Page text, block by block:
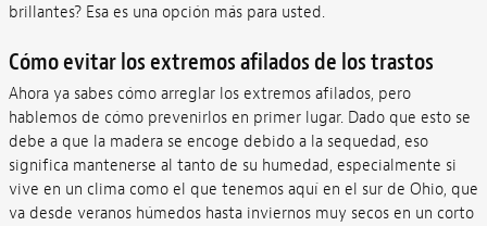
brillantes? Esa es una opción más para usted.
Cómo evitar los extremos afilados de los trastos
Ahora ya sabes cómo arreglar los extremos afilados, pero
hablemos de cómo prevenirlos en primer lugar. Dado que esto se
debe a que la madera se encoge debido a la sequedad, eso
significa mantenerse al tanto de su humedad, especialmente si
vive en un clima como el que tenemos aquí en el sur de Ohio, que
va desde veranos húmedos hasta inviernos muy secos en un corto